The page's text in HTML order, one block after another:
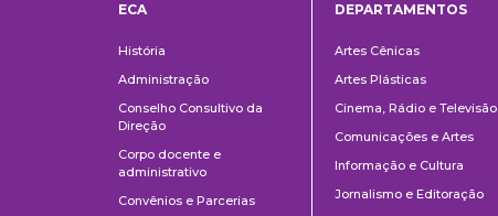
ECA
História
Administração
Conselho Consultivo da
Direção
Corpo docente e
administrativo
Convênios e Parcerias
DEPARTAMENTOS
Artes Cênicas
Artes Plásticas
Cinema, Rádio e Televisão
Comunicações e Artes
Informação e Cultura
Jornalismo e Editoração